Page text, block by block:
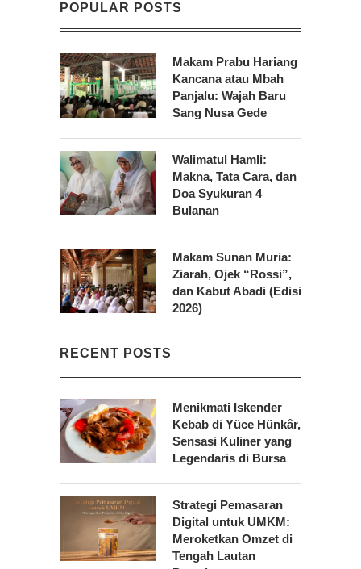
POPULAR POSTS
Makam Prabu Hariang
Kancana atau Mbah
Panjalu: Wajah Baru
Sang Nusa Gede
Walimatul Hamli:
Makna, Tata Cara, dan
Doa Syukuran 4
Bulanan
Makam Sunan Muria:
Ziarah, Ojek “Rossi”,
dan Kabut Abadi (Edisi
2026)
RECENT POSTS
Menikmati Iskender
Kebab di Yüce Hünkâr,
Sensasi Kuliner yang
Legendaris di Bursa
Strategi Pemasaran
Digital untuk UMKM:
Meroketkan Omzet di
Tengah Lautan